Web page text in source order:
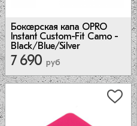
Боксерская капа OPRO
Instant Custom-Fit Camo -
Black/Blue/Silver
7 690 руб